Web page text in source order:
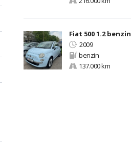
Fiat 500 1.2 benzin
2009
benzin
137.000 km